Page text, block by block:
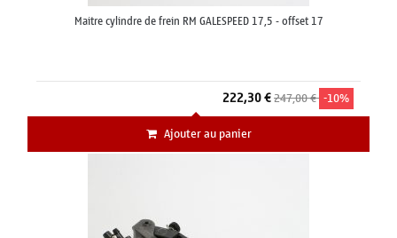
Maitre cylindre de frein RM GALESPEED 17,5 - offset 17
222,30 €247,00 € -10%
Ajouter au panier